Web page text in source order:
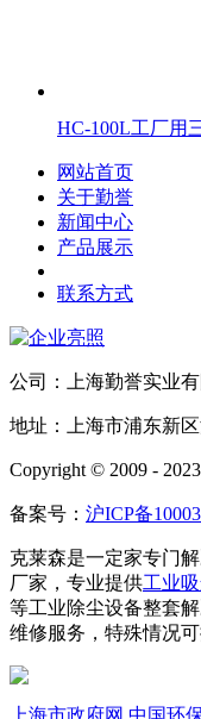
HC-100L工厂用
网站首页
关于勤誉
新闻中心
产品展示
联系方式
公司：上海勤誉实业有
地址：上海市浦东新
Copyright © 2009 -
备案号： 沪ICP备
克莱森是一定家专门
厂家，专业提供工业
等工业除尘设备整套
维修服务，特殊情况可